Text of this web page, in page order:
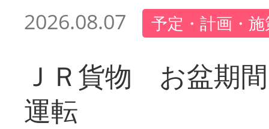
2026.08.07 予定・計画・
ＪＲ貨物 お盆期
運転